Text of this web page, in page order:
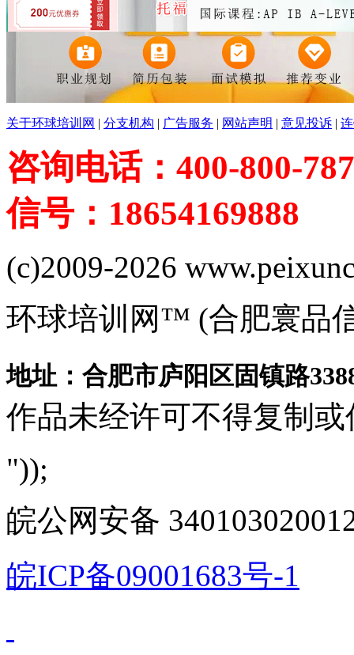
关于环球培训网 | 分支机构 | 广告服务 | 网站声明 | 意见投诉 |
咨询电话：400-800-
信号：18654169888
(c)2009-2026
环球培训网™ (合肥寰品
地址：合肥市庐阳区固镇路
作品未经许可不得复制或
"));
皖公网安备
皖ICP备09001683号-1